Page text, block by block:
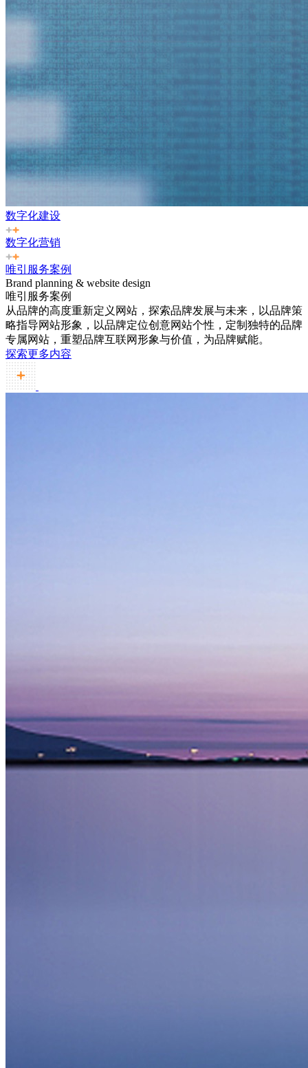
数字化建设
数字化营销
唯引服务案例
Brand planning & website design
唯引服务案例
从品牌的高度重新定义网站，探索品牌发展与未来，以品牌策
略指导网站形象，以品牌定位创意网站个性，定制独特的品牌
专属网站，重塑品牌互联网形象与价值，为品牌赋能。
探索更多内容